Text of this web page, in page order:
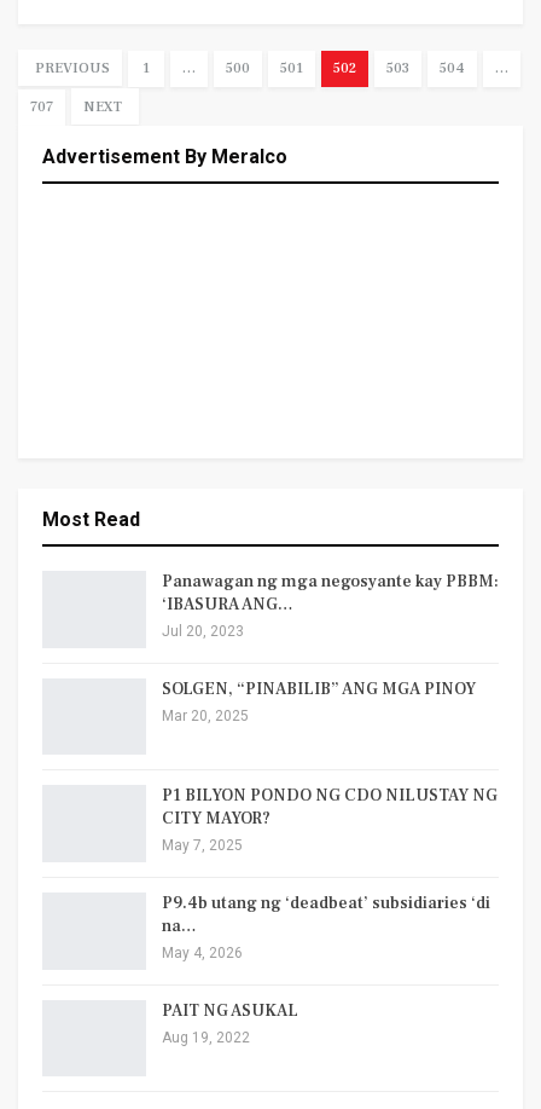
PREVIOUS 1 … 500 501 502 503 504 …
707 NEXT
Advertisement By Meralco
Most Read
Panawagan ng mga negosyante kay PBBM:
‘IBASURA ANG…
Jul 20, 2023
SOLGEN, “PINABILIB” ANG MGA PINOY
Mar 20, 2025
P1 BILYON PONDO NG CDO NILUSTAY NG
CITY MAYOR?
May 7, 2025
P9.4b utang ng ‘deadbeat’ subsidiaries ‘di
na…
May 4, 2026
PAIT NG ASUKAL
Aug 19, 2022